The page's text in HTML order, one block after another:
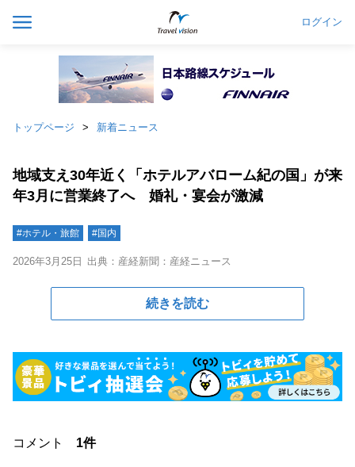
ログイン
トップページ 新着ニュース
地域支え30年近く「ホテルアバローム紀の国」が来
年3月に営業終了へ 婚礼・宴会が激減
#ホテル・旅館 #国内
2026年3月25日 出典：産経新聞：産経ニュース
続きを読む
コメント 1件